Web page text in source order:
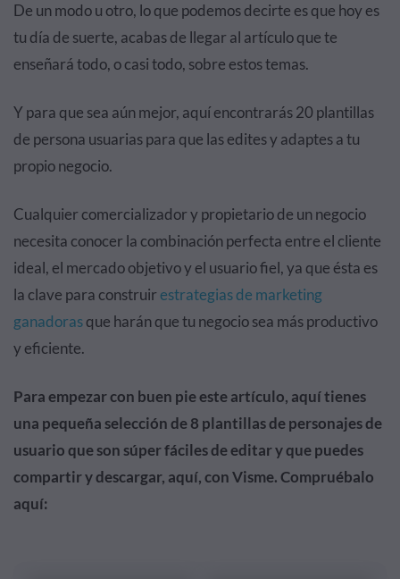
De un modo u otro, lo que podemos decirte es que hoy es
tu día de suerte, acabas de llegar al artículo que te
enseñará todo, o casi todo, sobre estos temas.
Y para que sea aún mejor, aquí encontrarás 20 plantillas
de persona usuarias para que las edites y adaptes a tu
propio negocio.
Cualquier comercializador y propietario de un negocio
necesita conocer la combinación perfecta entre el cliente
ideal, el mercado objetivo y el usuario fiel, ya que ésta es
la clave para construirestrategias de marketing
ganadorasque harán que tu negocio sea más productivo
y eficiente.
Para empezar con buen pie este artículo, aquí tienes
una pequeña selección de 8 plantillas de personajes de
usuario que son súper fáciles de editar y que puedes
compartir y descargar, aquí, con Visme. Compruébalo
aquí: